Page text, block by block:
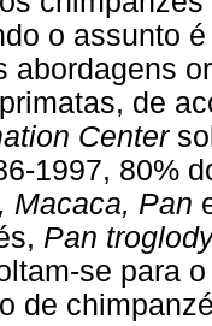
o assunto
abordagens
de
Center
1997, 80%
Macaca, Pan
Pan
se para
de